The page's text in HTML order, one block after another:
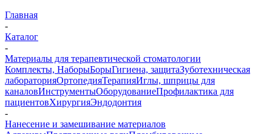
Главная
-
Каталог
-
Материалы для терапевтической стоматологии
Комплекты, НаборыБорыГигиена, защитаЗуботехническая
лабораторияОртопедияТерапияИглы, шприцы для
каналовИнструментыОборудованиеПрофилактика для
пациентовХирургияЭндодонтия
-
Нанесение и замешивание материалов